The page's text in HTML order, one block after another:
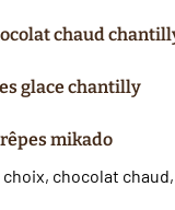
chaud
glace chantilly
mikado
chocolat